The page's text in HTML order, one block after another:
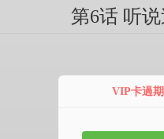
第6话 听
VIP卡過